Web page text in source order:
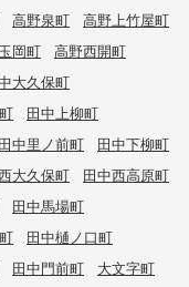
高野泉町
高野上竹屋町
岡町
高野西開町
大久保町
田中上柳町
田中里ノ前町
田中下柳町
大久保町
田中西高原町
田中馬場町
田中樋ノ口町
田中門前町
大文字町